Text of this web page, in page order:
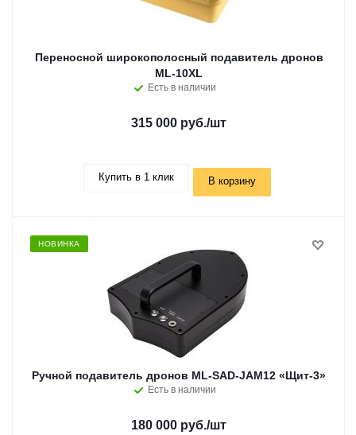
Переносной широкополосный подавитель дронов
ML-10XL
Есть в наличии
315 000 руб./шт
Купить в 1 клик В корзину
НОВИНКА
Ручной подавитель дронов ML-SAD-JAM12 «Щит-3»
Есть в наличии
180 000 руб./шт